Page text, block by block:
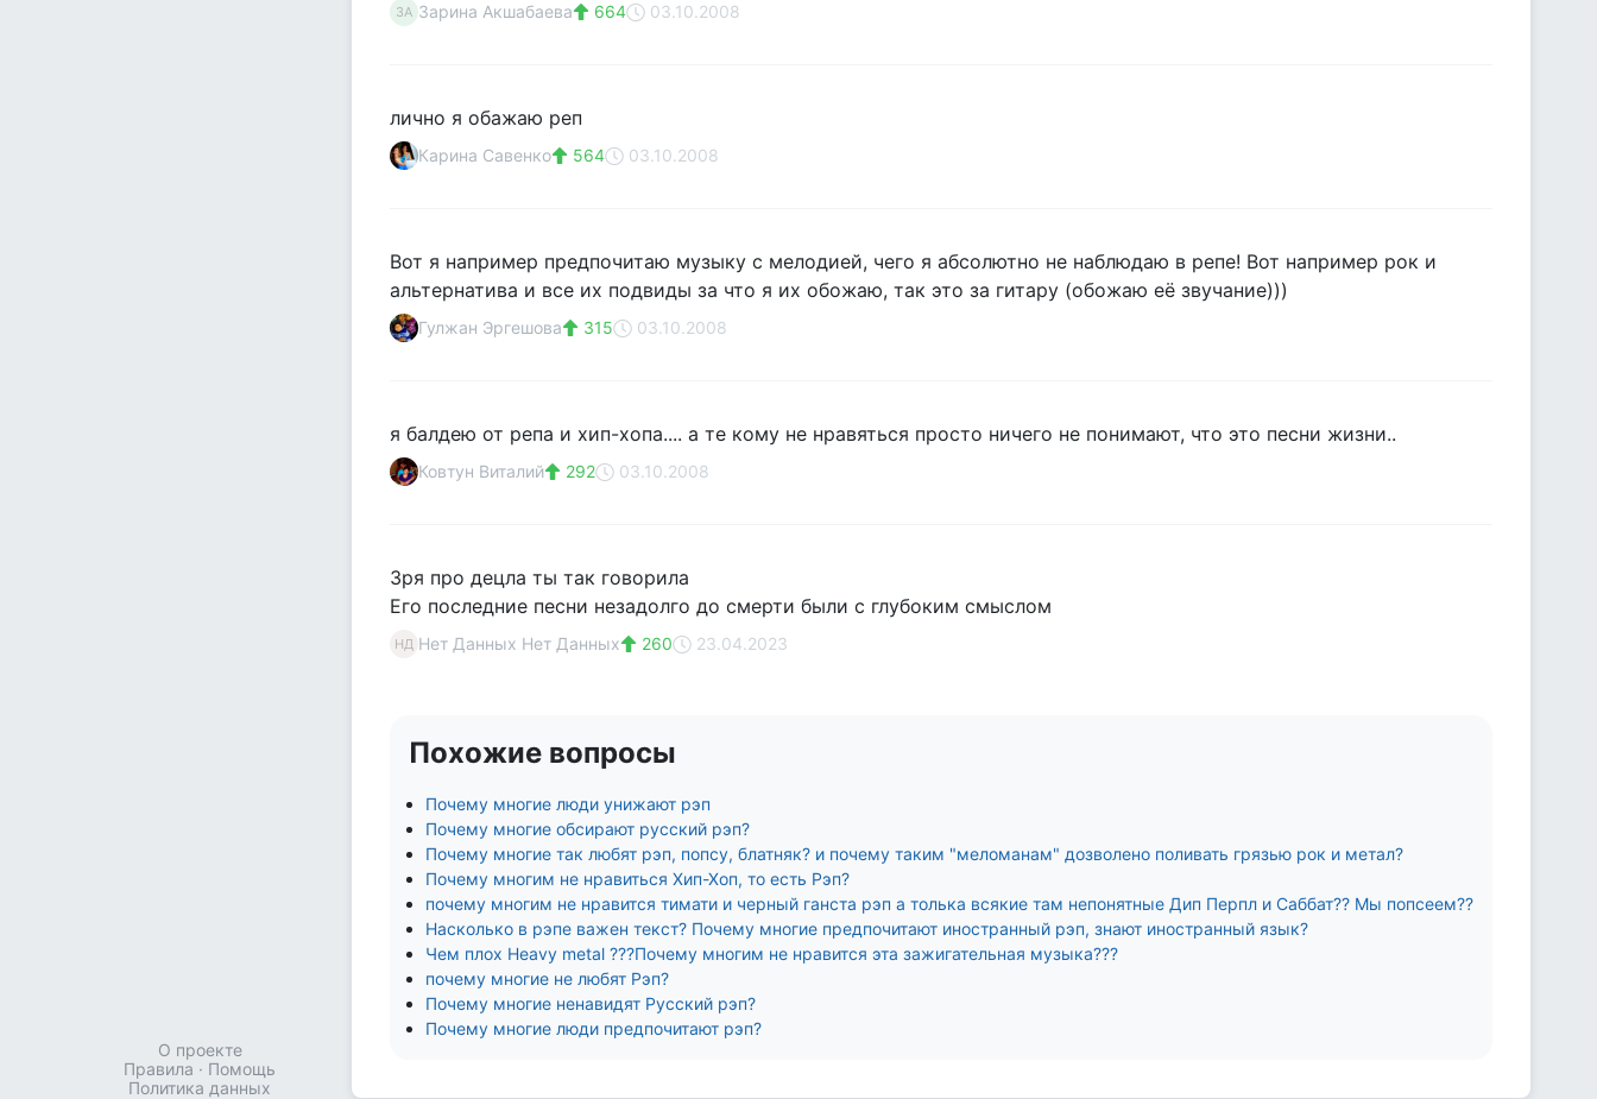
О проекте
Правила · Помощь
Политика данных
ЗА Зарина Акшабаева 664 03.10.2008
лично я обажаю реп
Карина Савенко 564 03.10.2008
Вот я например предпочитаю музыку с мелодией, чего я абсолютно не наблюдаю в репе! Вот например рок и
альтернатива и все их подвиды за что я их обожаю, так это за гитару (обожаю её звучание)))
Гулжан Эргешова 315 03.10.2008
я балдею от репа и хип-хопа.... а те кому не нравяться просто ничего не понимают, что это песни жизни..
Ковтун Виталий 292 03.10.2008
Зря про децла ты так говорила
Его последние песни незадолго до смерти были с глубоким смыслом
НД Нет Данных Нет Данных 260 23.04.2023
Похожие вопросы
Почему многие люди унижают рэп
Почему многие обсирают русский рэп?
Почему многие так любят рэп, попсу, блатняк? и почему таким "меломанам" дозволено поливать грязью рок и метал?
Почему многим не нравиться Хип-Хоп, то есть Рэп?
почему многим не нравится тимати и черный ганста рэп а толька всякие там непонятные Дип Перпл и Саббат?? Мы попсеем??
Насколько в рэпе важен текст? Почему многие предпочитают иностранный рэп, знают иностранный язык?
Чем плох Heavy metal ???Почему многим не нравится эта зажигательная музыка???
почему многие не любят Рэп?
Почему многие ненавидят Русский рэп?
Почему многие люди предпочитают рэп?